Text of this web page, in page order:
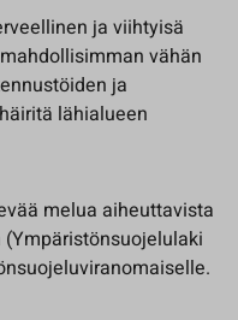
ja viihtyisä
vähän
ja
lähialueen
melua aiheuttavista